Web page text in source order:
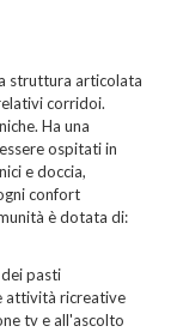
struttura articolata
corridoi.
Ha una
ospitati in
e doccia,
confort
è dotata di:
pasti
attività ricreative
tv e all'ascolto